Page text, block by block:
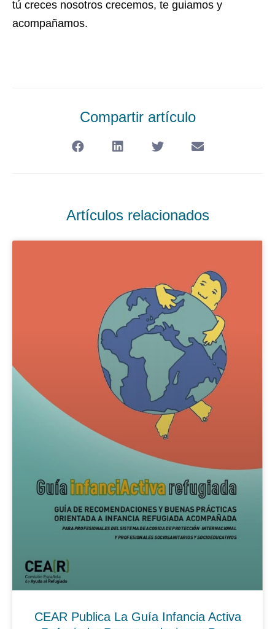
tú creces nosotros crecemos, te guiamos y
acompañamos.
Compartir artículo
Artículos relacionados
CEAR Publica La Guía Infancia Activa